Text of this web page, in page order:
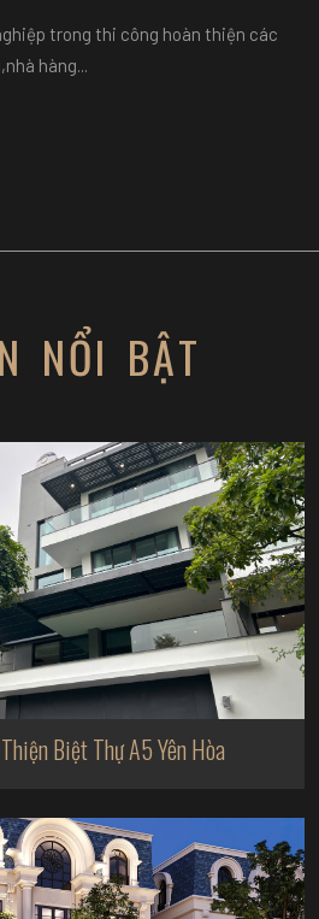
trong thi công hoàn thiện các
hàng...
NỔI BẬT
Biệt Thự A5 Yên Hòa